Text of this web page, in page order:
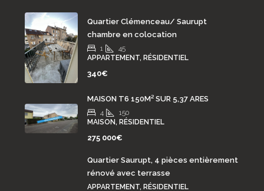
Quartier Clémenceau/ Saurupt
chambre en colocation
1
45
APPARTEMENT, RÉSIDENTIEL
340€
MAISON T6 150M² SUR 5,37 ARES
4
150
MAISON, RÉSIDENTIEL
275 000€
Quartier Saurupt, 4 pièces entièrement
rénové avec terrasse
APPARTEMENT, RÉSIDENTIEL